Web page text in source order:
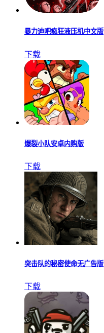
暴力迪吧疯狂液压机中文版
下载
爆裂小队安卓内购版
下载
突击队的秘密使命无广告版
下载